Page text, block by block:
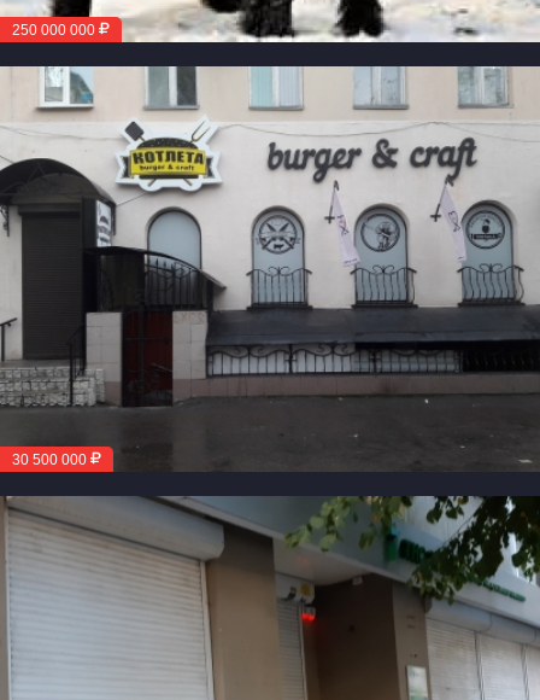
250 000 000
30 500 000